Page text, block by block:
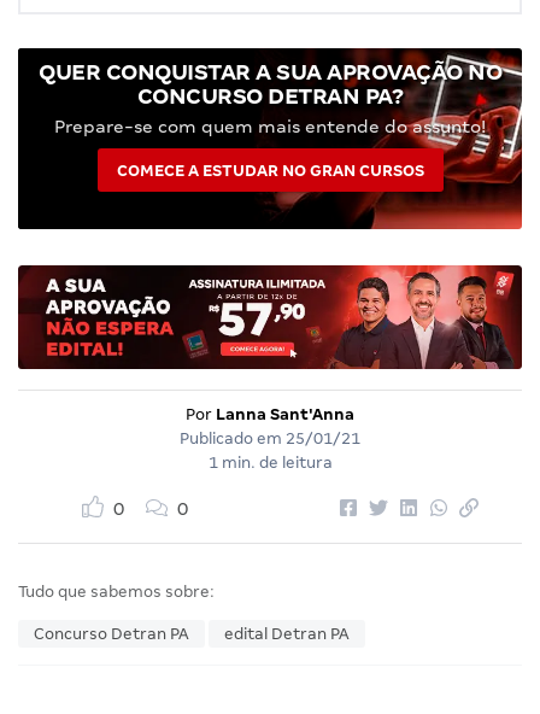
QUER CONQUISTAR A SUA APROVAÇÃO NO
CONCURSO DETRAN PA?
Prepare-se com quem mais entende do assunto!
COMECE A ESTUDAR NO GRAN CURSOS
Por Lanna Sant'Anna
Publicado em 25/01/21
1 min. de leitura
0 0
Tudo que sabemos sobre:
Concurso Detran PA edital Detran PA